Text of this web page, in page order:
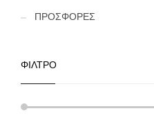
ΠΡΟΣΦΟΡΕΣ
ΦΙΛΤΡΟ